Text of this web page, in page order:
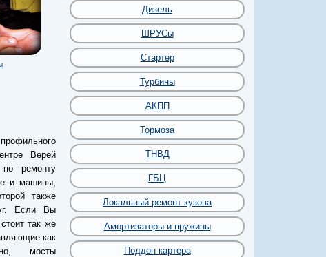
Верей
ремонту
и машины,
также
Если Вы
так же
как
мосты
Дизель
ШРУСы
Стартер
Турбины
АКПП
Тормоза
ТНВД
ГБЦ
Локальный ремонт кузова
Амортизаторы и пружины
Поддон картера